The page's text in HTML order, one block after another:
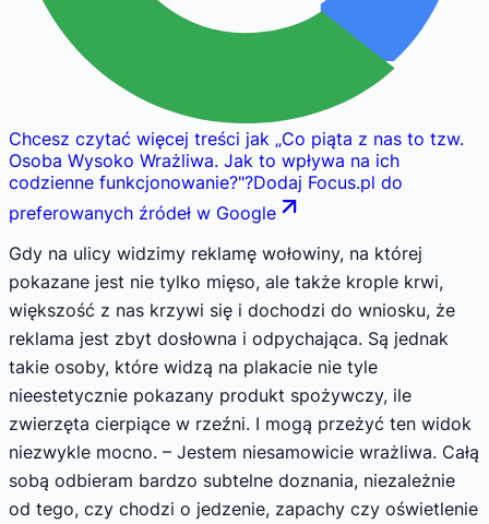
Chcesz czytać więcej treści jak „Co piąta z nas to tzw.
Osoba Wysoko Wrażliwa. Jak to wpływa na ich
codzienne funkcjonowanie?"?Dodaj Focus.pl do
preferowanych źródeł w Google
Gdy na ulicy widzimy reklamę wołowiny, na której
pokazane jest nie tylko mięso, ale także krople krwi,
większość z nas krzywi się i dochodzi do wniosku, że
reklama jest zbyt dosłowna i odpychająca. Są jednak
takie osoby, które widzą na plakacie nie tyle
nieestetycznie pokazany produkt spożywczy, ile
zwierzęta cierpiące w rzeźni. I mogą przeżyć ten widok
niezwykle mocno. – Jestem niesamowicie wrażliwa. Całą
sobą odbieram bardzo subtelne doznania, niezależnie
od tego, czy chodzi o jedzenie, zapachy czy oświetlenie